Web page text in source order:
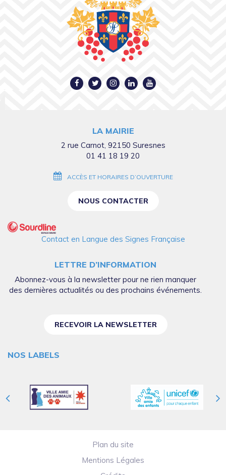
Lien
Facebook
Lien
Twitter
Lien
Instagram
Lien
Linkedin
Lien
LA MAIRIE
2 rue Carnot, 92150 Suresnes
01 41 18 19 20
ACCÈS ET HORAIRES D’OUVERTURE
NOUS CONTACTER
Contact en Langue des Signes Française
LETTRE D’INFORMATION
Abonnez-vous à la newsletter pour ne rien manquer
des dernières actualités ou des prochains événements.
RECEVOIR LA NEWSLETTER
NOS LABELS
Plan du site
Mentions Légales